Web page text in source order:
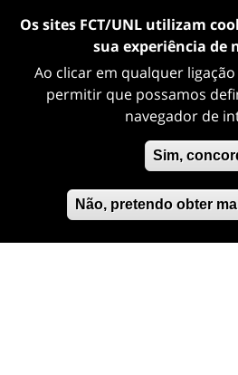
Os sites FCT/UNL utilizam
sua experiência de
Ao clicar em qualquer
permitir que possamos
navegador de
Sim,
Não, pretendo obter